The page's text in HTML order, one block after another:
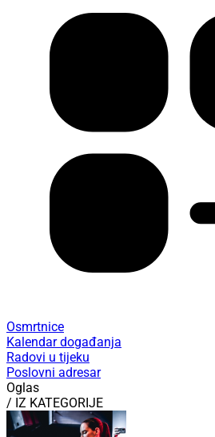
Osmrtnice
Kalendar događanja
Radovi u tijeku
Poslovni adresar
Oglas
/ IZ KATEGORIJE